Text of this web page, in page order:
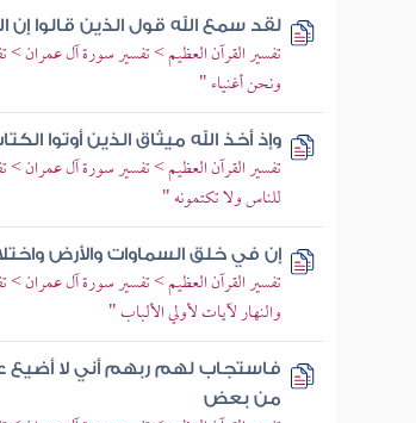
لقد سمع الله قول الذين قالوا إن
تفسير القرآن العظيم > تفسير سورة آل عمران >
ونحن أغنياء "
وإذ أخذ الله ميثاق الذين أوتوا
تفسير القرآن العظيم > تفسير سورة آل عمران >
للناس ولا تكتمونه "
إن في خلق السماوات والأرض
تفسير القرآن العظيم > تفسير سورة آل عمران
والنهار لآيات لأولي الألباب "
فاستجاب لهم ربهم أني لا
من بعض